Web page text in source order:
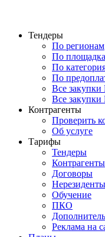
Тендеры
По регионам
По
По
По
Все закупки
Все закупки
Контрагенты
Проверить
Об услуге
Тарифы
Тендеры
Контрагенты
Договоры
Нерезиденты
Обучение
ПКО
Реклама на